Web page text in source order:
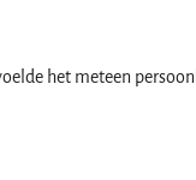
het meteen